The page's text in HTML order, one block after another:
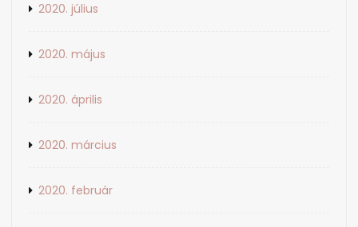
2020. július
2020. május
2020. április
2020. március
2020. február